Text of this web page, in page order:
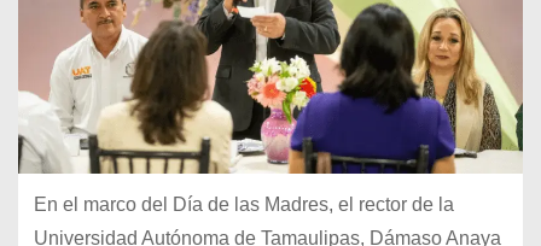
En el marco del Día de las Madres, el rector de la
Universidad Autónoma de Tamaulipas, Dámaso Anaya